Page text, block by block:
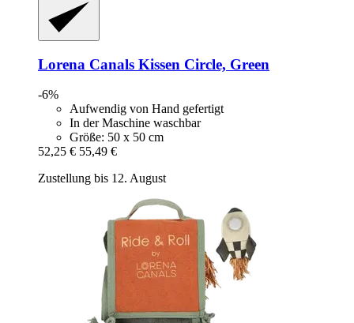
Lorena Canals Kissen Circle, Green
-6%
Aufwendig von Hand gefertigt
In der Maschine waschbar
Größe: 50 x 50 cm
52,25 € 55,49 €
Zustellung bis 12. August